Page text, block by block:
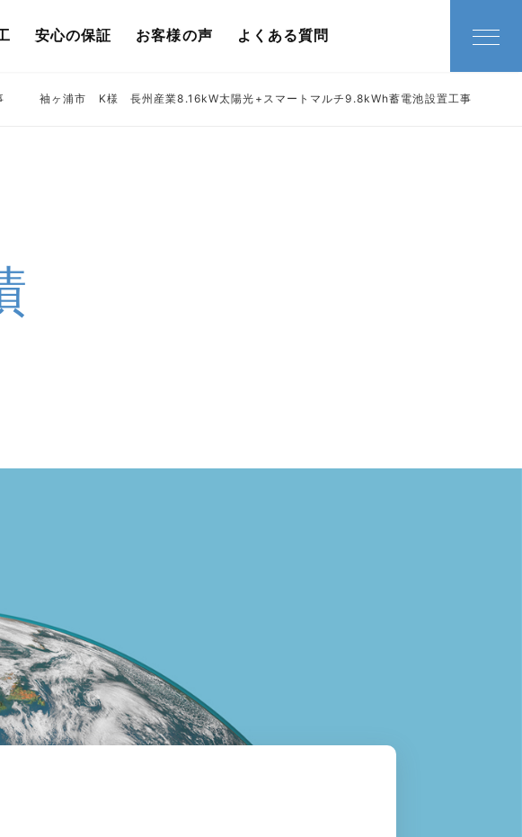
安心の保証 お客様の声 よくある質問
袖ヶ浦市 K様 長州産業8.16kW太陽光+スマートマルチ9.8kWh蓄電池設置工事